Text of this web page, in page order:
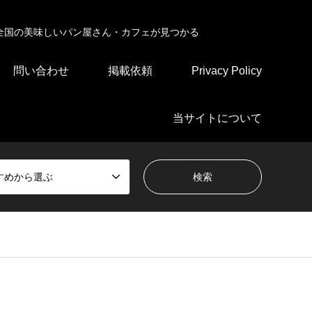
の美味しいパン屋さん・カフェが見つかる
問い合わせ 掲載依頼 Privacy Policy
当サイトについて
めから選ぶ